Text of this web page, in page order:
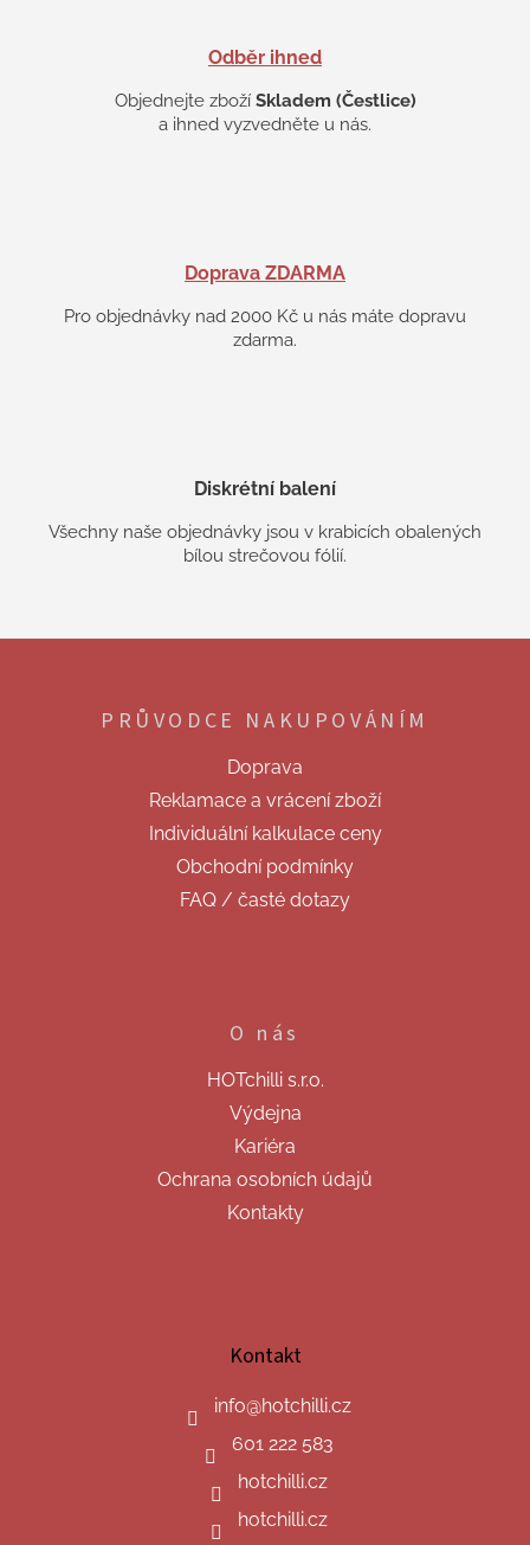
s
u
Odběr ihned
Objednejte zboží Skladem (Čestlice)
a ihned vyzvedněte u nás.
Doprava ZDARMA
Pro objednávky nad 2000 Kč u nás máte dopravu
zdarma.
Diskrétní balení
Všechny naše objednávky jsou v krabicích obalených
bílou strečovou fólií.
Z
PRŮVODCE NAKUPOVÁNÍM
Doprava
Reklamace a vrácení zboží
Individuální kalkulace ceny
Obchodní podmínky
FAQ / časté dotazy
O nás
HOTchilli s.r.o.
Výdejna
Kariéra
Ochrana osobních údajů
Kontakty
Kontakt
info@hotchilli.cz
601 222 583
hotchilli.cz
hotchilli.cz